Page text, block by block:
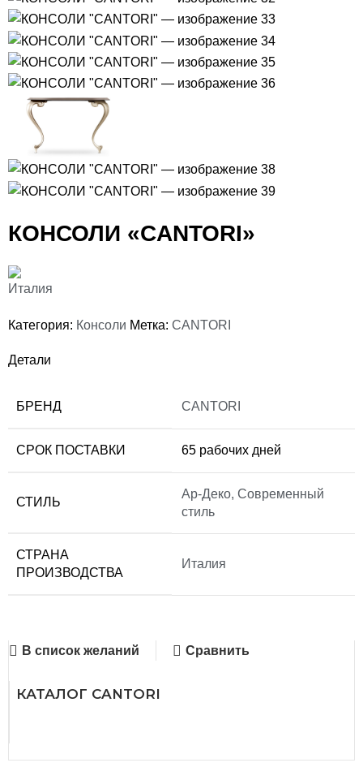
КОНСОЛИ «CANTORI»
Категория: Консоли Метка: CANTORI
Детали
БРЕНД CANTORI
СРОК ПОСТАВКИ 65 рабочих дней
СТИЛЬ
Ар-Деко, Современный
стиль
СТРАНА
ПРОИЗВОДСТВА
Италия
В список желаний Сравнить
КАТАЛОГ CANTORI